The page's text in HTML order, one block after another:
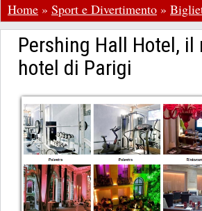
Home » Sport e Divertimento »
Pershing Hall Hotel,
hotel di Parigi